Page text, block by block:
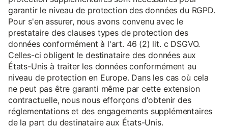
garantir le niveau de protection des données du RGPD.
Pour s'en assurer, nous avons convenu avec le
prestataire des clauses types de protection des
données conformément à l'art. 46 (2) lit. c DSGVO.
Celles-ci obligent le destinataire des données aux
États-Unis à traiter les données conformément au
niveau de protection en Europe. Dans les cas où cela
ne peut pas être garanti même par cette extension
contractuelle, nous nous efforçons d'obtenir des
réglementations et des engagements supplémentaires
de la part du destinataire aux États-Unis.